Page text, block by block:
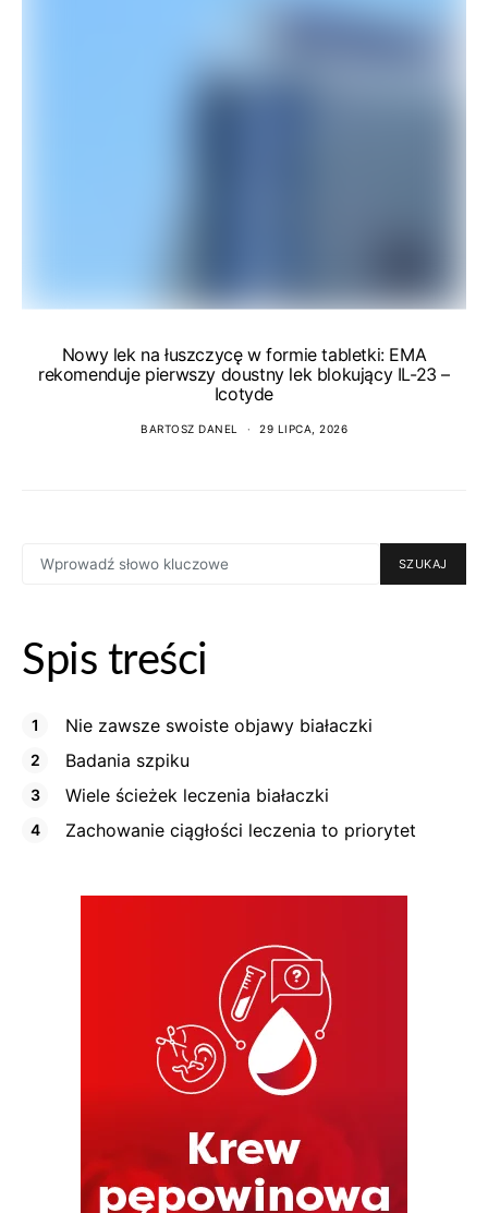
Nowy lek na łuszczycę w formie tabletki: EMA
rekomenduje pierwszy doustny lek blokujący IL-23 –
Icotyde
BARTOSZ DANEL 29 LIPCA, 2026
FOR:
SZUKAJ
Spis treści
Nie zawsze swoiste objawy białaczki
Badania szpiku
Wiele ścieżek leczenia białaczki
Zachowanie ciągłości leczenia to priorytet